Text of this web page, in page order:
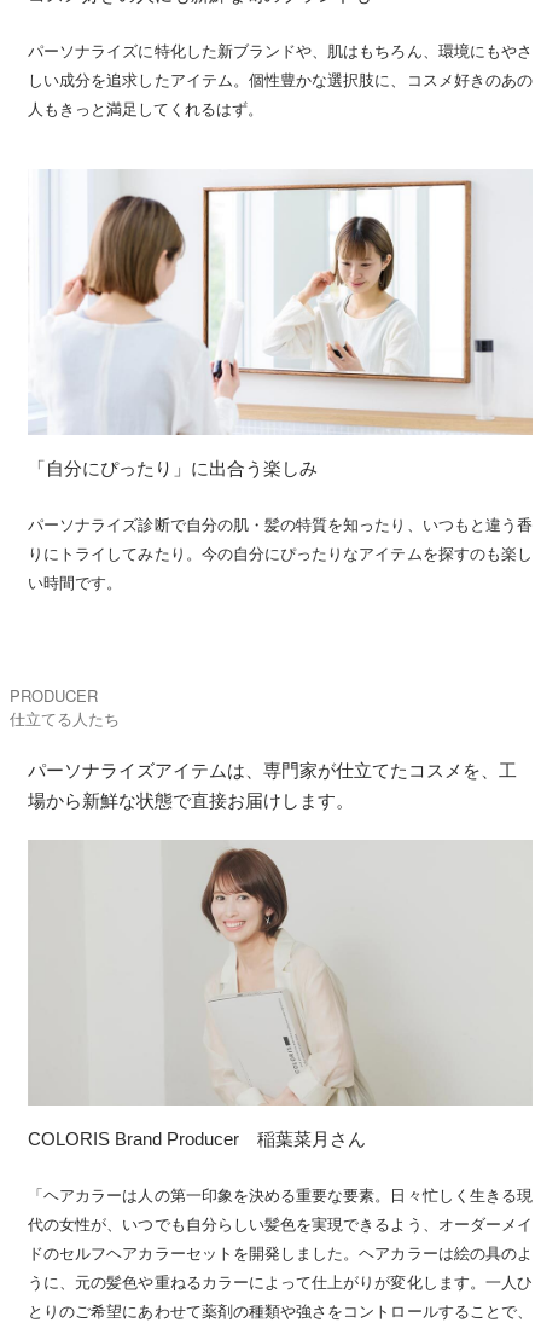
パーソナライズに特化した新ブランドや、肌はもちろん、環境にもやさ
しい成分を追求したアイテム。個性豊かな選択肢に、コスメ好きのあの
人もきっと満足してくれるはず。
「自分にぴったり」に出合う楽しみ
パーソナライズ診断で自分の肌・髪の特質を知ったり、いつもと違う香
りにトライしてみたり。今の自分にぴったりなアイテムを探すのも楽し
い時間です。
PRODUCER
仕立てる人たち
パーソナライズアイテムは、専門家が仕立てたコスメを、工
場から新鮮な状態で直接お届けします。
COLORIS Brand Producer　稲葉菜月さん
「ヘアカラーは人の第一印象を決める重要な要素。日々忙しく生きる現
代の女性が、いつでも自分らしい髪色を実現できるよう、オーダーメイ
ドのセルフヘアカラーセットを開発しました。ヘアカラーは絵の具のよ
うに、元の髪色や重ねるカラーによって仕上がりが変化します。一人ひ
とりのご希望にあわせて薬剤の種類や強さをコントロールすることで、